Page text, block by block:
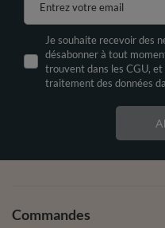
Entrez votre email
Je souhaite recevoir des
désabonner à tout
trouvent dans les CGU,
traitement des données
Commandes